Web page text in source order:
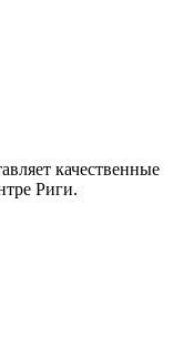
качественные
Риги.